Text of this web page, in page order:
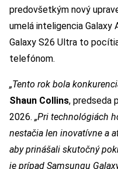
predovšetkým nový
umelá inteligencia Galaxy
Galaxy S26 Ultra to
telefónom.
„Tento rok bola
Shaun Collins, predseda
2026. „Pri technológiách
nestačia len inovatívne a
aby prinášali skutočný
je prípad Samsungu